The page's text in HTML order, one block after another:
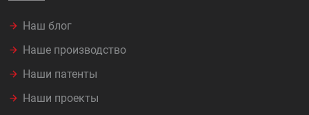
Наш блог
Наше производство
Наши патенты
Наши проекты